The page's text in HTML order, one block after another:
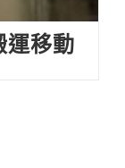
運移動